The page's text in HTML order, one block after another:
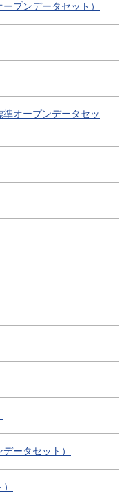
プンデータセット）
オープンデータセッ
ータセット）